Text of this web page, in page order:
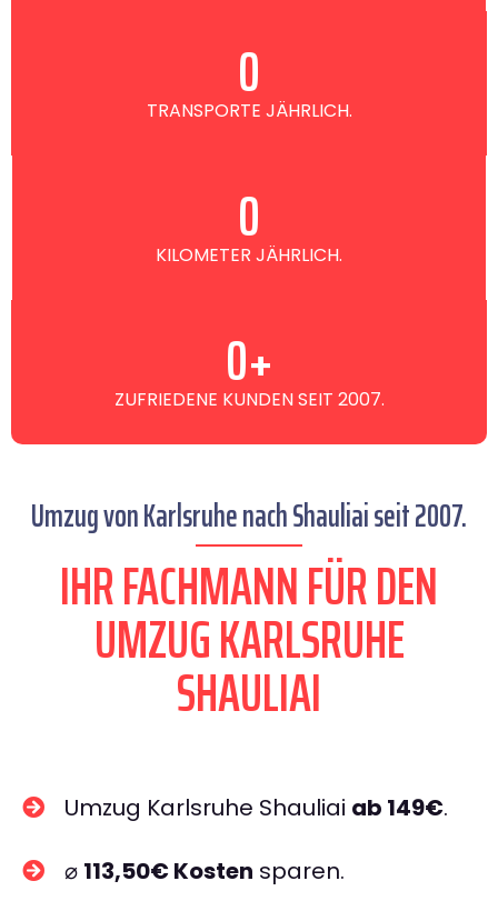
TRANSPORTE JÄHRLICH.
0
KILOMETER JÄHRLICH.
0
ZUFRIEDENE KUNDEN SEIT 2007.
0+
Umzug von Karlsruhe nach Shauliai seit 2007.
IHR FACHMANN FÜR DEN
UMZUG KARLSRUHE
SHAULIAI
Umzug Karlsruhe Shauliai ab 149€.
⌀ 113,50€ Kosten sparen.